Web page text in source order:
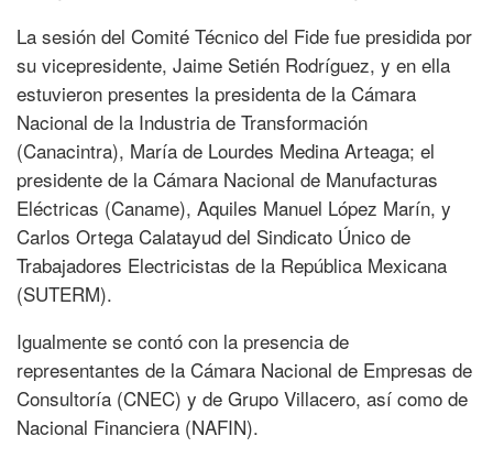
La sesión del Comité Técnico del Fide fue presidida por
su vicepresidente, Jaime Setién Rodríguez, y en ella
estuvieron presentes la presidenta de la Cámara
Nacional de la Industria de Transformación
(Canacintra), María de Lourdes Medina Arteaga; el
presidente de la Cámara Nacional de Manufacturas
Eléctricas (Caname), Aquiles Manuel López Marín, y
Carlos Ortega Calatayud del Sindicato Único de
Trabajadores Electricistas de la República Mexicana
(SUTERM).
Igualmente se contó con la presencia de
representantes de la Cámara Nacional de Empresas de
Consultoría (CNEC) y de Grupo Villacero, así como de
Nacional Financiera (NAFIN).